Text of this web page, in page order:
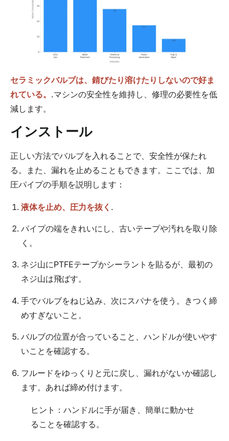
セラミックバルブは、錆びたり溶けたりしないので好ま
れている。 .マシンの安全性を維持し、修理の必要性を低
減します。
インストール
正しい方法でバルブを入れることで、安全性が保たれ
る。また、漏れを止めることもできます。ここでは、加
圧パイプの手順を説明します：
液体を止め、圧力を抜く .
パイプの端をきれいにし、古いテープや汚れを取り除
く。
ネジ山にPTFEテープかシーラントを貼るが、最初の
ネジ山は飛ばす。
手でバルブをねじ込み、次にスパナを使う。きつく締
めすぎないこと。
バルブの位置が合っていること、ハンドルが使いやす
いことを確認する。
フルードをゆっくりと元に戻し、漏れがないか確認し
ます。あれば締め付けます。
ヒント：ハンドルに手が届き、簡単に動かせ
ることを確認する。